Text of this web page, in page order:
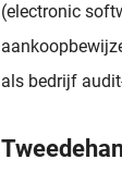
(electronic
als bedrijf